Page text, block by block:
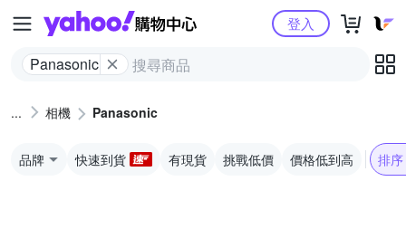
Yahoo購物中心
Panasonic
登入
相機 Panasonic
品牌 快速到貨 有現貨 挑戰低價 價格低到高 排序